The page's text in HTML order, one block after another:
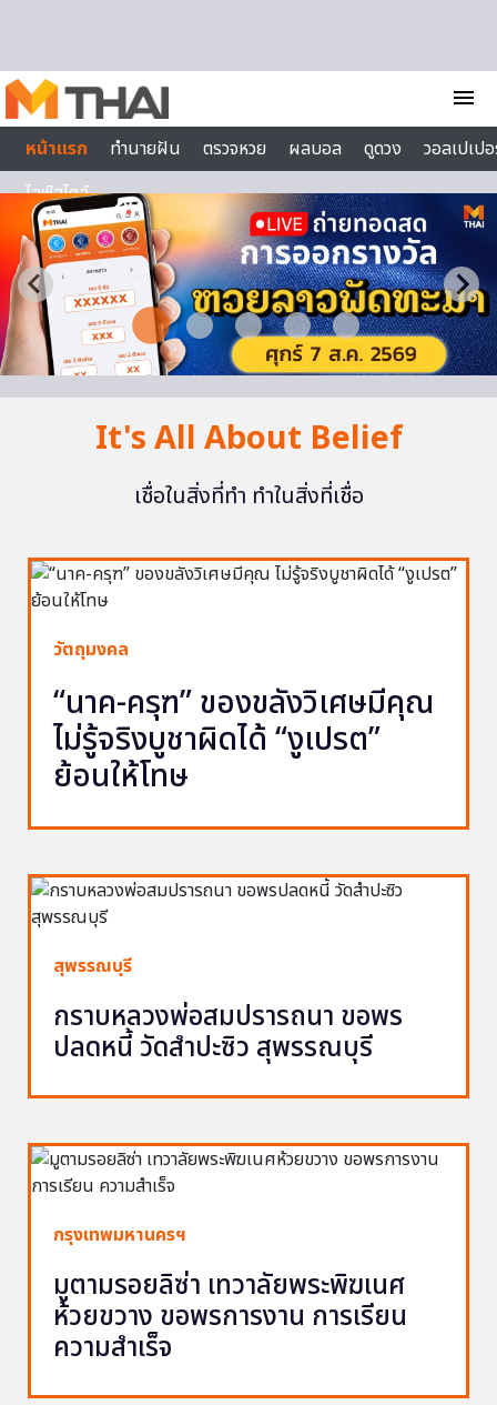
menu
หน้าแรก
ทำนายฝัน ตรวจหวย ผลบอล ดูดวง
วอลเปเป
ไลฟ์สไตล์
It's All About Belief
เชื่อในสิ่งที่ทำ ทำในสิ่งที่เชื่อ
วัตถุมงคล
“นาค-ครุฑ” ของขลังวิเศษมีคุณ
ไม่รู้จริงบูชาผิดได้ “งูเปรต”
ย้อนให้โทษ
สุพรรณบุรี
กราบหลวงพ่อสมปรารถนา ขอพร
ปลดหนี้ วัดสำปะซิว สุพรรณบุรี
กรุงเทพมหานครฯ
มูตามรอยลิซ่า เทวาลัยพระพิฆเนศ
ห้วยขวาง ขอพรการงาน การเรียน
ความสำเร็จ